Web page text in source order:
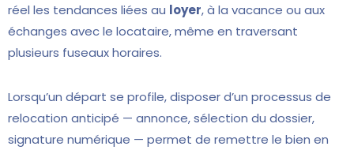
réel les tendances liées au loyer, à la vacance ou aux
échanges avec le locataire, même en traversant
plusieurs fuseaux horaires.
Lorsqu’un départ se profile, disposer d’un processus de
relocation anticipé — annonce, sélection du dossier,
signature numérique — permet de remettre le bien en